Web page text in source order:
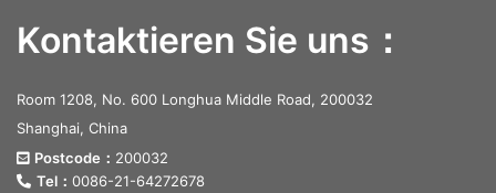
Kontaktieren Sie uns：
Room 1208, No. 600 Longhua Middle Road, 200032
Shanghai, China
Postcode： 200032
Tel： 0086-21-64272678